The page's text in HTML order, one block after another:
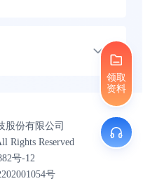
领取
资料
股份有限公司
Rights Reserved
号-12
号